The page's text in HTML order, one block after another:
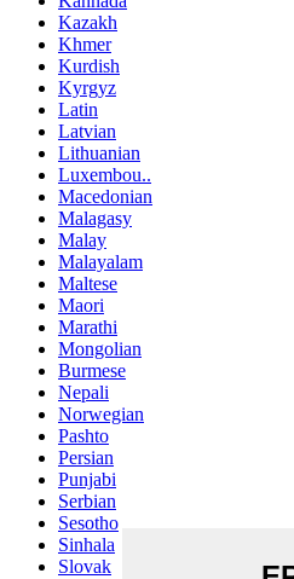
Kazakh
Khmer
Kurdish
Kyrgyz
Latin
Latvian
Lithuanian
Luxembou..
Macedonian
Malagasy
Malay
Malayalam
Maltese
Maori
Marathi
Mongolian
Burmese
Nepali
Norwegian
Pashto
Persian
Punjabi
Serbian
Sesotho
Sinhala
Slovak